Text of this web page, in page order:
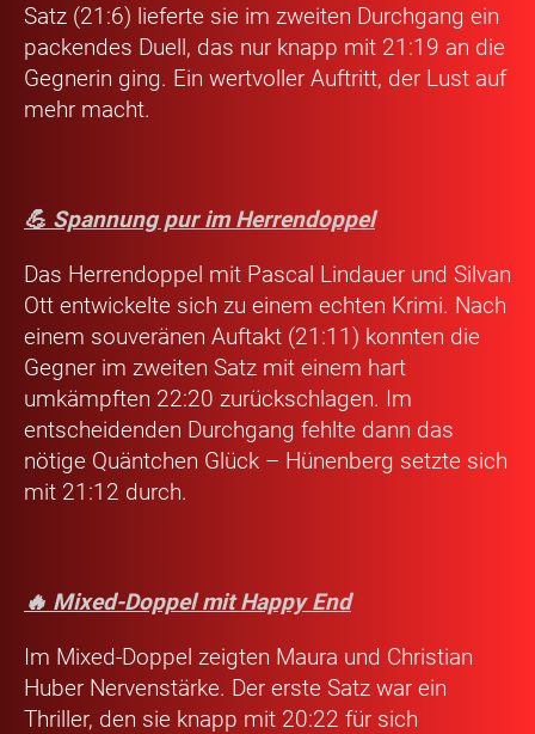
Satz (21:6) lieferte sie im zweiten Durchgang ein
packendes Duell, das nur knapp mit 21:19 an die
Gegnerin ging. Ein wertvoller Auftritt, der Lust auf
mehr macht.
💪 Spannung pur im Herrendoppel
Das Herrendoppel mit Pascal Lindauer und Silvan
Ott entwickelte sich zu einem echten Krimi. Nach
einem souveränen Auftakt (21:11) konnten die
Gegner im zweiten Satz mit einem hart
umkämpften 22:20 zurückschlagen. Im
entscheidenden Durchgang fehlte dann das
nötige Quäntchen Glück – Hünenberg setzte sich
mit 21:12 durch.
🔥 Mixed-Doppel mit Happy End
Im Mixed-Doppel zeigten Maura und Christian
Huber Nervenstärke. Der erste Satz war ein
Thriller, den sie knapp mit 20:22 für sich